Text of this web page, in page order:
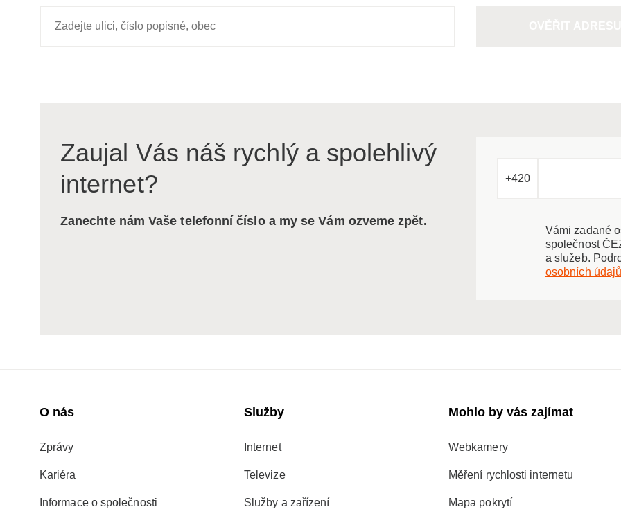
Zaujal Vás náš rychlý a spolehlivý
internet?
Zanechte nám Vaše telefonní číslo a my se Vám ozveme zpět.
+420
Vámi zadané
společnost
a služeb.
osobních
O nás
Zprávy
Kariéra
Informace o společnosti
Služby
Internet
Televize
Služby a zařízení
Mohlo by vás zajímat
Webkamery
Měření rychlosti internetu
Mapa pokrytí